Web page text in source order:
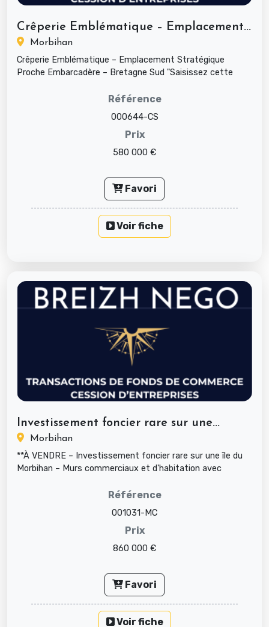
Crêperie Emblématique – Emplacement...
Morbihan
Crêperie Emblématique – Emplacement Stratégique
Proche Embarcadère – Bretagne Sud "Saisissez cette
Référence
000644-CS
Prix
580 000 €
Favori
Voir fiche
Investissement foncier rare sur une...
Morbihan
**À VENDRE – Investissement foncier rare sur une île du
Morbihan – Murs commerciaux et d'habitation avec
Référence
001031-MC
Prix
860 000 €
Favori
Voir fiche